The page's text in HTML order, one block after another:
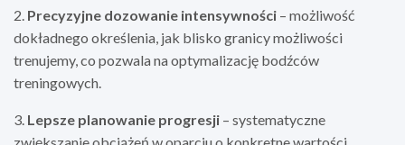
2. Precyzyjne dozowanie intensywności – możliwość
dokładnego określenia, jak blisko granicy możliwości
trenujemy, co pozwala na optymalizację bodźców
treningowych.
3. Lepsze planowanie progresji – systematyczne